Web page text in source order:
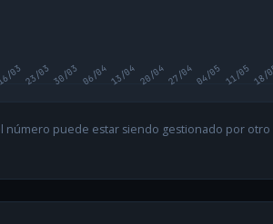
03 23/03 30/03 06/0413/04 20/0427/0404/05 11/0518/
puede estar siendo gestionado por